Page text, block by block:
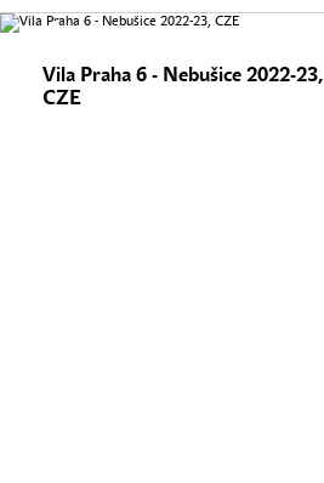
Vila Praha 6 - Nebušice 2022-23,
CZE